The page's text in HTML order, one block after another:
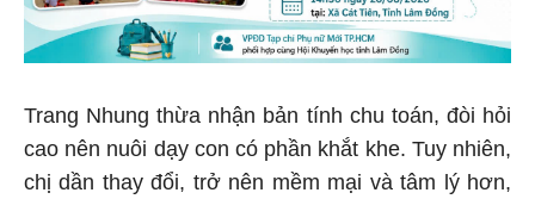
Trang Nhung thừa nhận bản tính chu toán, đòi hỏi
cao nên nuôi dạy con có phần khắt khe. Tuy nhiên,
chị dần thay đổi, trở nên mềm mại và tâm lý hơn,